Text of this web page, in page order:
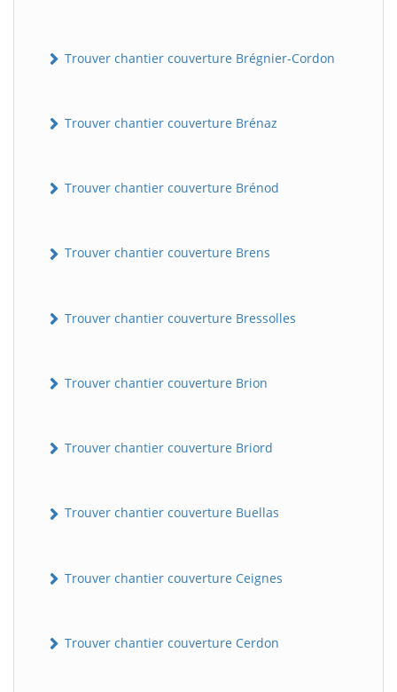
Trouver chantier couverture Brégnier-Cordon
Trouver chantier couverture Brénaz
Trouver chantier couverture Brénod
Trouver chantier couverture Brens
Trouver chantier couverture Bressolles
Trouver chantier couverture Brion
Trouver chantier couverture Briord
Trouver chantier couverture Buellas
Trouver chantier couverture Ceignes
Trouver chantier couverture Cerdon